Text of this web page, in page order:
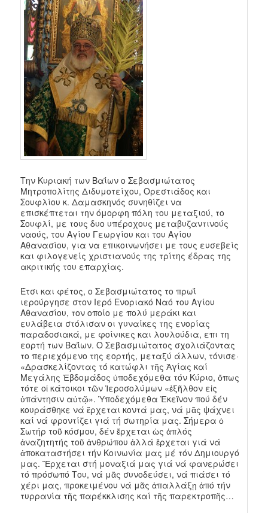
Την Κυριακή των Βαΐων ο Σεβασμιώτατος
Μητροπολίτης Διδυμοτείχου, Ορεστιάδος και
Σουφλίου κ. Δαμασκηνός συνηθίζει να
επισκέπτεται την όμορφη πόλη του μεταξιού, το
Σουφλί, με τους δυο υπέροχους μεταβυζαντινούς
ναούς, του Αγίου Γεωργίου και του Αγίου
Αθανασίου, για να επικοινωνήσει με τους ευσεβείς
και φιλογενείς χριστιανούς της τρίτης έδρας της
ακριτικής του επαρχίας.
Έτσι και φέτος, ο Σεβασμιώτατος το πρωΐ
ιερούργησε στον Ιερό Ενοριακό Ναό του Αγίου
Αθανασίου, τον οποίο με πολύ μεράκι και
ευλάβεια στόλισαν οι γυναίκες της ενορίας
παραδοσιακά, με φοίνικες και λουλούδια, επι τη
εορτή των Βαΐων. Ο Σεβασμιώτατος σχολιάζοντας
το περιεχόμενο της εορτής, μεταξύ άλλων, τόνισε·
«Δρασκελίζοντας τό κατώφλι τῆς Ἁγίας καί
Μεγάλης Ἑβδομάδος ὑποδεχόμεθα τόν Κύριο, ὅπως
τότε οἱ κάτοικοι τῶν Ἱεροσολύμων «ἐξῆλθον εἰς
ὑπάντησιν αὐτῷ». Ὑποδεχόμεθα Ἐκεῖνον πού δέν
κουράσθηκε νά ἔρχεται κοντά μας, νά μᾶς ψάχνει
καί νά φροντίζει γιά τή σωτηρία μας. Σήμερα ὁ
Σωτήρ τοῦ κόσμου, δέν ἔρχεται ὡς ἁπλός
ἀναζητητής τοῦ ἀνθρώπου ἀλλά ἔρχεται γιά νά
ἀποκαταστήσει τήν Κοινωνία μας μέ τόν Δημιουργό
μας. Ἔρχεται στή μοναξιά μας γιά νά φανερώσει
τό πρόσωπό Του, νά μᾶς συνοδεύσει, νά πιάσει τό
χέρι μας, προκειμένου νά μᾶς ἀπαλλάξῃ ἀπό τήν
τυρρανία τῆς παρέκκλισης καί τῆς παρεκτροπῆς…